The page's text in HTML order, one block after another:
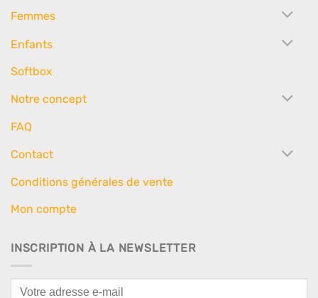
Femmes
Enfants
Softbox
Notre concept
FAQ
Contact
Conditions générales de vente
Mon compte
INSCRIPTION À LA NEWSLETTER